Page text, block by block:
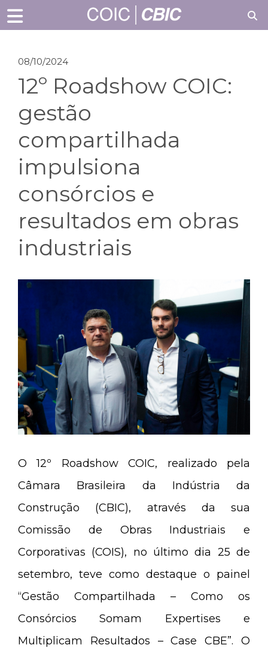
08/10/2024
12º Roadshow COIC:
gestão
compartilhada
impulsiona
consórcios e
resultados em obras
industriais
O 12º Roadshow COIC, realizado pela
Câmara Brasileira da Indústria da
Construção (CBIC), através da sua
Comissão de Obras Industriais e
Corporativas (COIS), no último dia 25 de
setembro, teve como destaque o painel
“Gestão Compartilhada – Como os
Consórcios Somam Expertises e
Multiplicam Resultados – Case CBE”. O